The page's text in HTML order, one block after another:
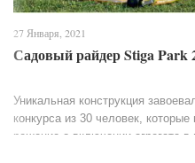
27 Января, 2021
Садовый райдер Stiga Park
Уникальная конструкция
конкурса из 30 человек, которые
решение о включении агрегата в